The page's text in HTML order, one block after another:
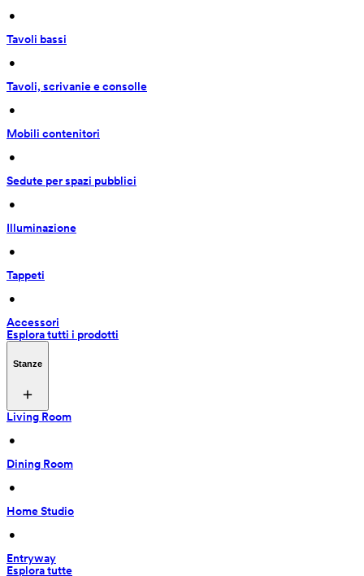
•
Tavoli bassi
•
Tavoli, scrivanie e consolle
•
Mobili contenitori
•
Sedute per spazi pubblici
•
Illuminazione
•
Tappeti
•
Accessori
Esplora tutti i prodotti
Stanze
Living Room
•
Dining Room
•
Home Studio
•
Entryway
Esplora tutte